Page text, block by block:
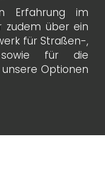
Erfahrung im
zudem über ein
für Straßen-,
für die
Optionen